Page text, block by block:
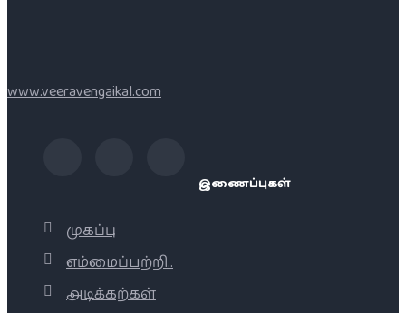
www.veeravengaikal.com
இணைப்புகள்
முகப்பு
எம்மைப்பற்றி..
அடிக்கற்கள்